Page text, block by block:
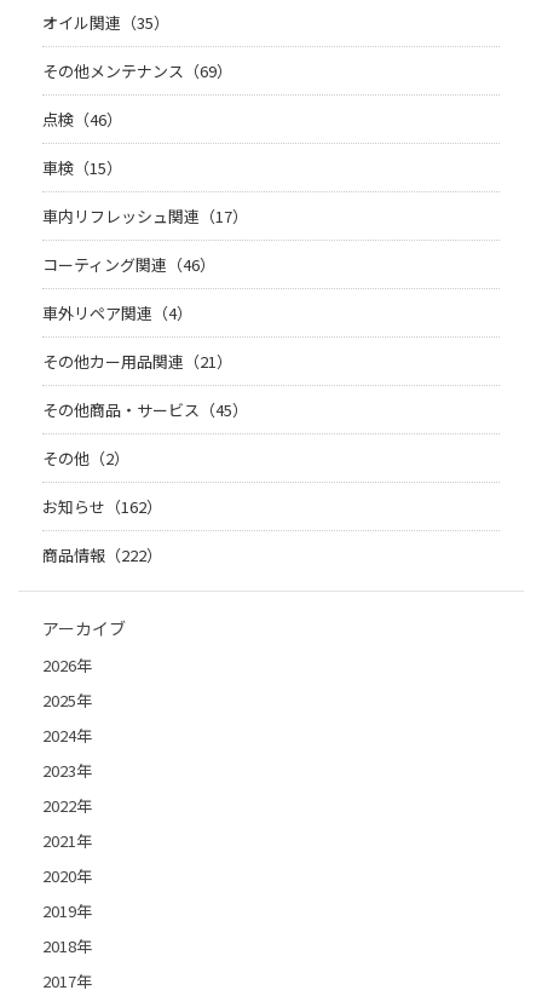
オイル関連（35）
その他メンテナンス（69）
点検（46）
車検（15）
車内リフレッシュ関連（17）
コーティング関連（46）
車外リペア関連（4）
その他カー用品関連（21）
その他商品・サービス（45）
その他（2）
お知らせ（162）
商品情報（222）
アーカイブ
2026年
2025年
2024年
2023年
2022年
2021年
2020年
2019年
2018年
2017年